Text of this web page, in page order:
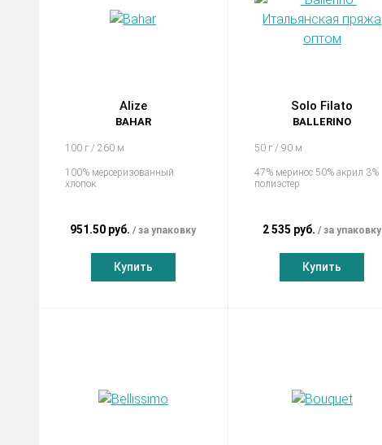
Alize
BAHAR
100 г / 260 м
100% мерсеризованный
хлопок
951.50 руб. за упаковку
Купить
Solo Filato
BALLERINO
50 г / 90 м
47% меринос 50% акрил 3%
полиэстер
2 535 руб. за упаковку
Купить